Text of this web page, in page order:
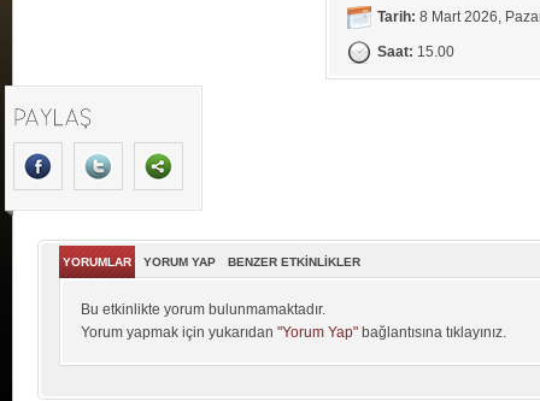
Tarih: 8 Mart 2026,
Saat: 15.00
YORUMLAR YORUM YAP BENZER ETKİNLİKLER
Bu etkinlikte yorum bulunmamaktadır.
Yorum yapmak için yukarıdan "Yorum Yap" bağlantısına tıklayınız.